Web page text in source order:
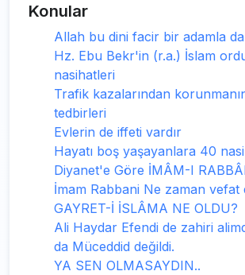
Konular
Allah bu dini facir bir adamla
Hz. Ebu Bekr'in (r.a.) İslam
nasihatleri
Trafik kazalarından
tedbirleri
Evlerin de iffeti vardır
Hayatı boş yaşayanlara 40
Diyanet'e Göre İMÂM-I
İmam Rabbani Ne zaman vefat
GAYRET-İ İSLÂMA NE OLDU?
Ali Haydar Efendi de zahiri
da Müceddid değildi.
YA SEN OLMASAYDIN..